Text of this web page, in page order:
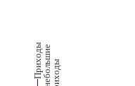
П
р
их
о
д
ы
и
н
е
б
о
ль
ш
ие
п
р
и
х
о
ды